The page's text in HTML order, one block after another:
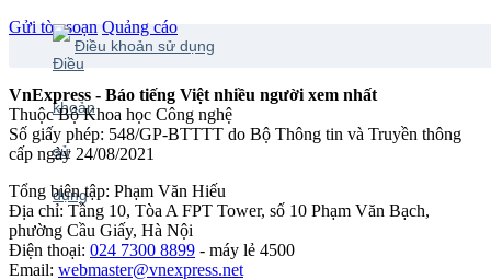
Gửi tòa soạn Quảng cáo
Điều khoản sử dụng
VnExpress - Báo tiếng Việt nhiều người xem nhất
Thuộc Bộ Khoa học Công nghệ
Số giấy phép: 548/GP-BTTTT do Bộ Thông tin và Truyền thông
cấp ngày 24/08/2021
Tổng biên tập: Phạm Văn Hiếu
Địa chỉ: Tầng 10, Tòa A FPT Tower, số 10 Phạm Văn Bạch,
phường Cầu Giấy, Hà Nội
Điện thoại: 024 7300 8899 - máy lẻ 4500
Email: webmaster@vnexpress.net